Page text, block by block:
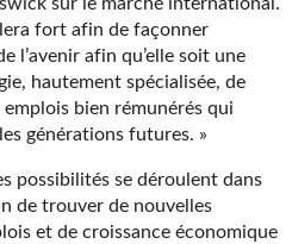
fort afin de façonner
l’avenir afin qu’elle soit une
hautement spécialisée, de
bien rémunérés qui
générations futures. »
possibilités se déroulent dans
de trouver de nouvelles
et de croissance économique